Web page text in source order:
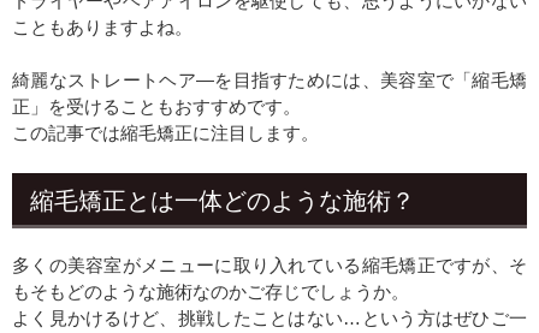
こともありますよね。
綺麗なストレートヘア―を目指すためには、美容室で「縮毛矯
正」を受けることもおすすめです。
この記事では縮毛矯正に注目します。
縮毛矯正とは一体どのような施術？
多くの美容室がメニューに取り入れている縮毛矯正ですが、そ
もそもどのような施術なのかご存じでしょうか。
よく見かけるけど、挑戦したことはない…という方はぜひご一